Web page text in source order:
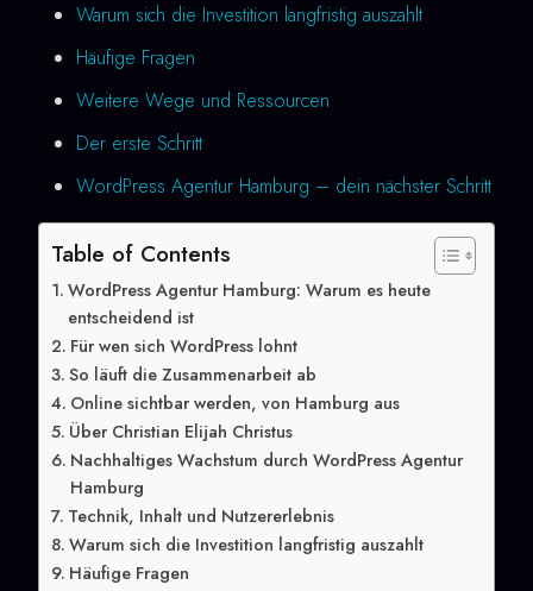
Warum sich die Investition langfristig auszahlt
Häufige Fragen
Weitere Wege und Ressourcen
Der erste Schritt
WordPress Agentur Hamburg – dein nächster Schritt
Table of Contents
WordPress Agentur Hamburg: Warum es heute
entscheidend ist
Für wen sich WordPress lohnt
So läuft die Zusammenarbeit ab
Online sichtbar werden, von Hamburg aus
Über Christian Elijah Christus
Nachhaltiges Wachstum durch WordPress Agentur
Hamburg
Technik, Inhalt und Nutzererlebnis
Warum sich die Investition langfristig auszahlt
Häufige Fragen